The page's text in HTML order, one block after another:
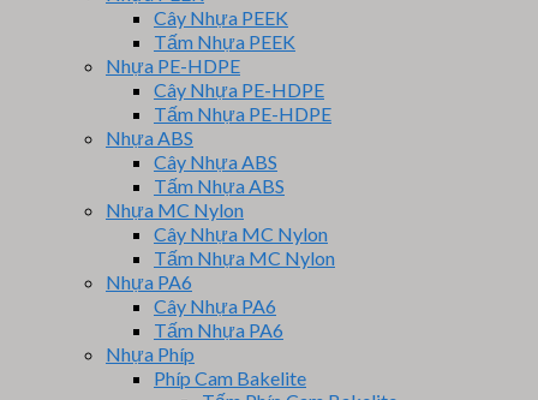
Cây Nhựa PEEK
Tấm Nhựa PEEK
Nhựa PE-HDPE
Cây Nhựa PE-HDPE
Tấm Nhựa PE-HDPE
Nhựa ABS
Cây Nhựa ABS
Tấm Nhựa ABS
Nhựa MC Nylon
Cây Nhựa MC Nylon
Tấm Nhựa MC Nylon
Nhựa PA6
Cây Nhựa PA6
Tấm Nhựa PA6
Nhựa Phíp
Phíp Cam Bakelite